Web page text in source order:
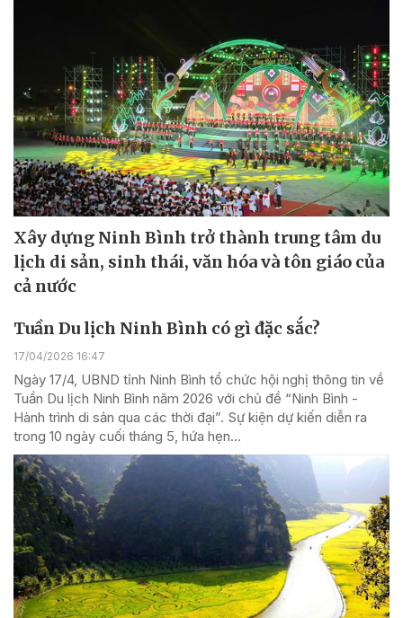
Xây dựng Ninh Bình trở thành trung tâm du
lịch di sản, sinh thái, văn hóa và tôn giáo của
cả nước
Tuần Du lịch Ninh Bình có gì đặc sắc?
17/04/2026 16:47
Ngày 17/4, UBND tỉnh Ninh Bình tổ chức hội nghị thông tin về
Tuần Du lịch Ninh Bình năm 2026 với chủ đề “Ninh Bình -
Hành trình di sản qua các thời đại”. Sự kiện dự kiến diễn ra
trong 10 ngày cuối tháng 5, hứa hẹn...